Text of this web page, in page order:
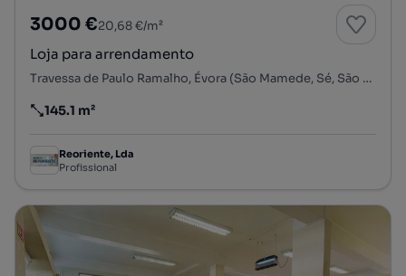
3000 €20,68 €/m²
Loja para arrendamento
Travessa de Paulo Ramalho, Évora (São Mamede, Sé, São Pedro e Santo Antão), Évora, Évora
Preço por metro quadrado
145.1 m²
Reoriente, Lda
Profissional